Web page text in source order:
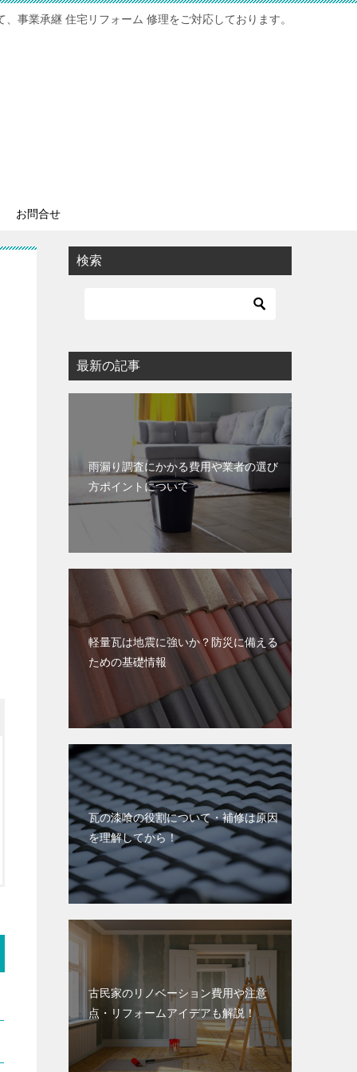
、事業承継 住宅リフォーム 修理をご対応しております。
お問合せ
検索
最新の記事
雨漏り調査にかかる費用や業者の選び
方ポイントについて
軽量瓦は地震に強いか？防災に備える
ための基礎情報
瓦の漆喰の役割について・補修は原因
を理解してから！
古民家のリノベーション費用や注意
点・リフォームアイデアも解説！